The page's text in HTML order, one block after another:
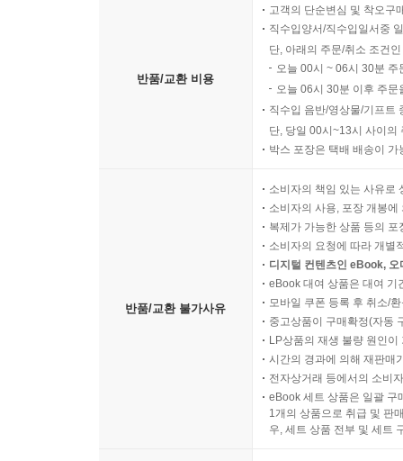
반품/교환 비용
고객의 단순변심 및 착오구
직수입양서/직수입일서중
단, 아래의 주문/취소 조건
오늘 00시 ~ 06시 30분
오늘 06시 30분 이후 주
직수입 음반/영상물/기프트
단, 당일 00시~13시 사이의
박스 포장은 택배 배송이
반품/교환 불가사유
소비자의 책임 있는 사유로
소비자의 사용, 포장 개봉
복제가 가능한 상품 등의
소비자의 요청에 따라 개별
디지털 컨텐츠인 eBook,
eBook 대여 상품은 대여 기
모바일 쿠폰 등록 후 취소/
중고상품이 구매확정(자동
LP상품의 재생 불량 원인
시간의 경과에 의해 재판매
전자상거래 등에서의 소비
eBook 세트 상품은 일괄 구
1개의 상품으로 취급 및 판
우, 세트 상품 전부 및 세트